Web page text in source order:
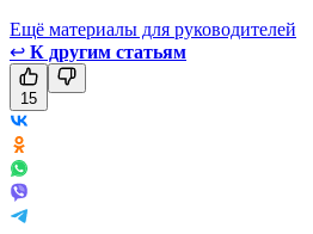
Ещё материалы для руководителей
↩ К другим статьям
15